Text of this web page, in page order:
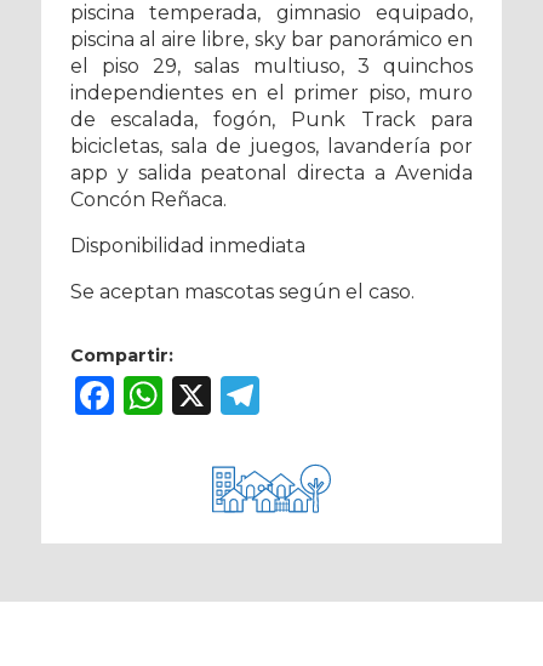
piscina temperada, gimnasio equipado,
piscina al aire libre, sky bar panorámico en
el piso 29, salas multiuso, 3 quinchos
independientes en el primer piso, muro
de escalada, fogón, Punk Track para
bicicletas, sala de juegos, lavandería por
app y salida peatonal directa a Avenida
Concón Reñaca.
Disponibilidad inmediata
Se aceptan mascotas según el caso.
Compartir:
Facebook
WhatsApp
X Telegram